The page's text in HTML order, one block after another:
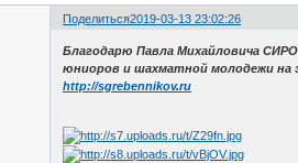
Поделиться2019-03-13 23:02:26
Благодарю Павла Михайловича
юниоров и шахматной молодежи на
http://sgrebennikov.ru